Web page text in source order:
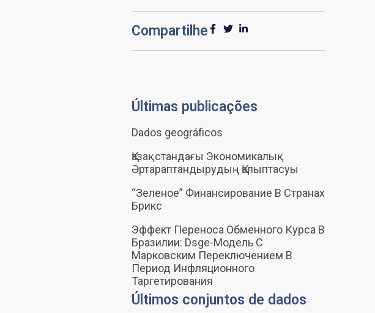
Compartilhe
Últimas publicações
Dados geográficos
Қазақстандағы Экономикалық
Әртараптандырудың Қалыптасуы
“Зеленое” Финансирование В Странах
Брикс
Эффект Переноса Обменного Курса В
Бразилии: Dsge-Модель С
Марковским Переключением В
Период Инфляционного
Таргетирования
Últimos conjuntos de dados